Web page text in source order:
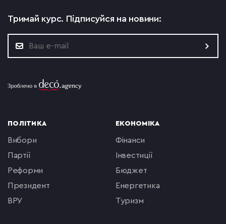
Тримай курс. Підписуйся на новини:
ПОЛІТИКА
вибори
партії
реформи
президент
ВРУ
ЕКОНОМІКА
фінанси
інвестиції
бюджет
енергетика
туризм